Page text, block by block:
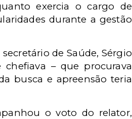
exercia o cargo de
durante a gestão
de Saúde, Sérgio
– que procurava
busca e apreensão teria
o voto do relator,